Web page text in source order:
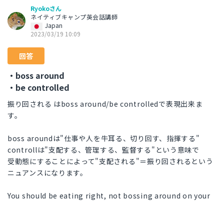
Ryokoさん
ネイティブキャンプ英会話講師
Japan
2023/03/19 10:09
回答
・boss around
・be controlled
振り回される はboss around/be controlledで表現出来ま
す。
boss aroundは"仕事や人を牛耳る、切り回す、指揮する"
controllは"支配する、管理する、監督する"という意味で
受動態にすることによって"支配される"＝振り回されるという
ニュアンスになります。
You should be eating right, not bossing around on your